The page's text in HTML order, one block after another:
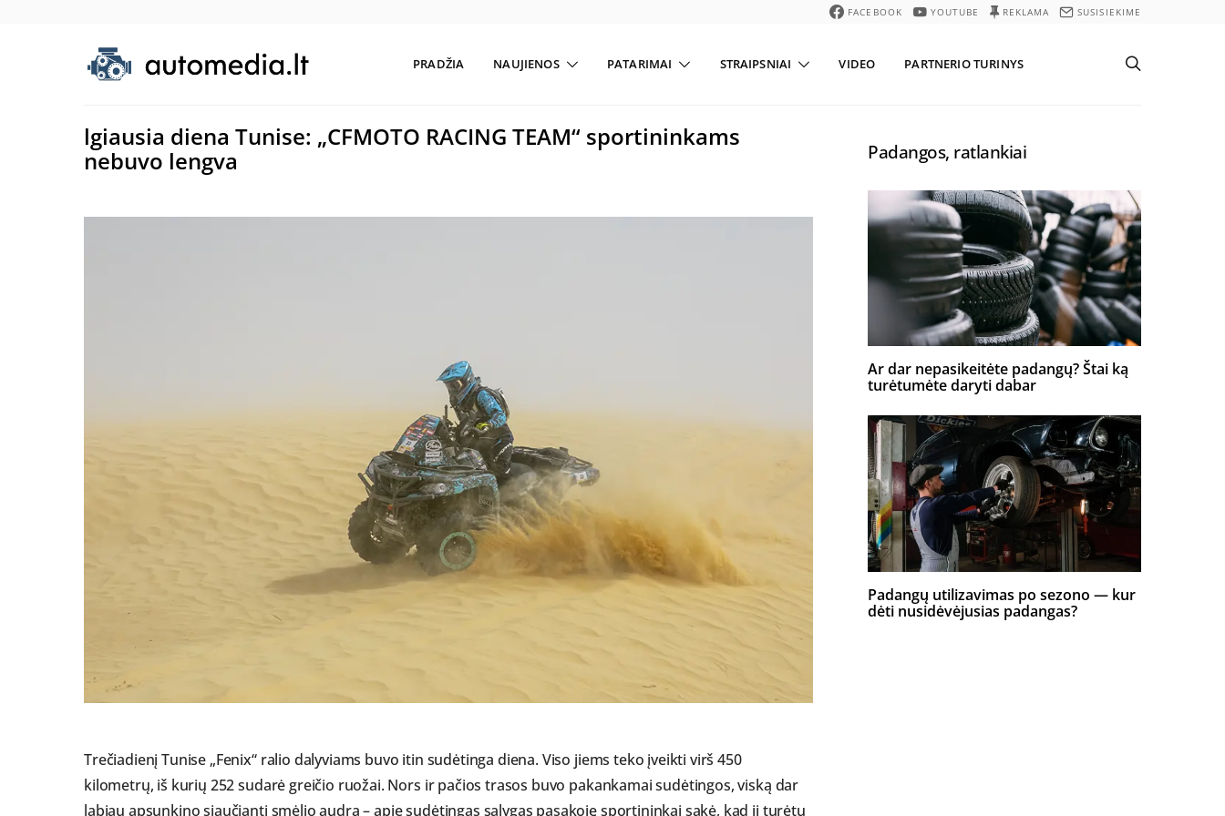
FACEBOOK YOUTUBE REKLAMA SUSISIEKIME
PRADŽIA NAUJIENOS PATARIMAI STRAIPSNIAI VIDEO PARTNERIO TURINYS
lgiausia diena Tunise: „CFMOTO RACING TEAM“ sportininkams
nebuvo lengva
Trečiadienį Tunise „Fenix“ ralio dalyviams buvo itin sudėtinga diena. Viso jiems teko įveikti virš 450
kilometrų, iš kurių 252 sudarė greičio ruožai. Nors ir pačios trasos buvo pakankamai sudėtingos, viską dar
labiau apsunkino siaučianti smėlio audra – apie sudėtingas sąlygas pasakoję sportininkai sakė, kad ji turėtų
Padangos, ratlankiai
Ar dar nepasikeitėte padangų? Štai ką
turėtumėte daryti dabar
Padangų utilizavimas po sezono — kur
dėti nusidėvėjusias padangas?